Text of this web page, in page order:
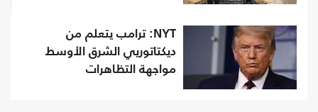
NYT: ترامب يتعلم من
ديكتاتوريي الشرق الأوسط
مواجهة التظاهرات